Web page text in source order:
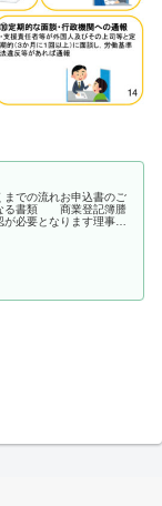
までの流れお申込書のご
なる書類 商業登記簿謄
要となります理事会